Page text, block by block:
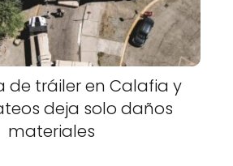
de tráiler en Calafia y
deja solo daños
materiales